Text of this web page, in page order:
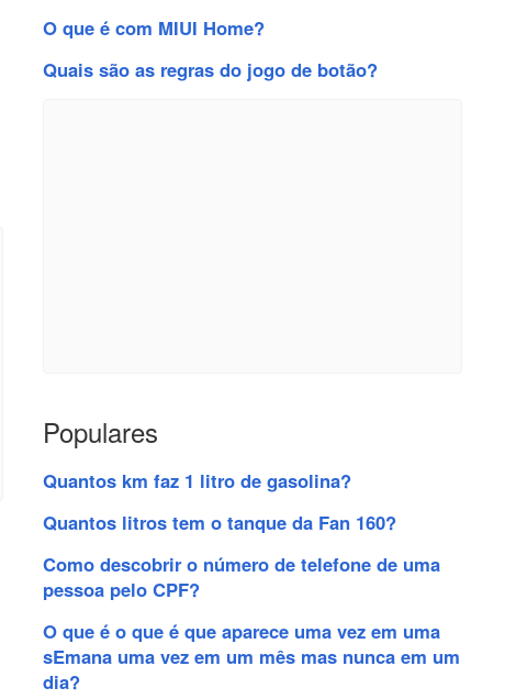
O que é com MIUI Home?
Quais são as regras do jogo de botão?
Populares
Quantos km faz 1 litro de gasolina?
Quantos litros tem o tanque da Fan 160?
Como descobrir o número de telefone de uma
pessoa pelo CPF?
O que é o que é que aparece uma vez em uma
sEmana uma vez em um mês mas nunca em um
dia?